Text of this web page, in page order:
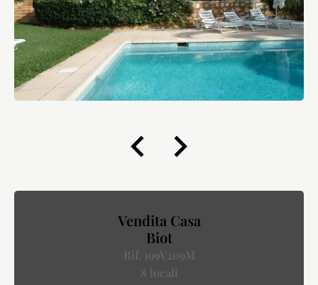
Vendita Casa
Biot
Rif. 199V209M
8 locali